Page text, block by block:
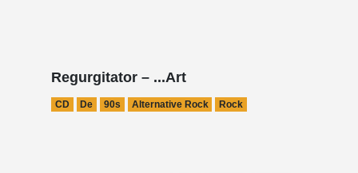
Regurgitator – ...Art
CD De 90s Alternative Rock Rock